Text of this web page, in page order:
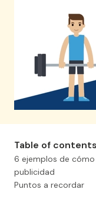
Table of contents
6 ejemplos de
publicidad
Puntos a recordar